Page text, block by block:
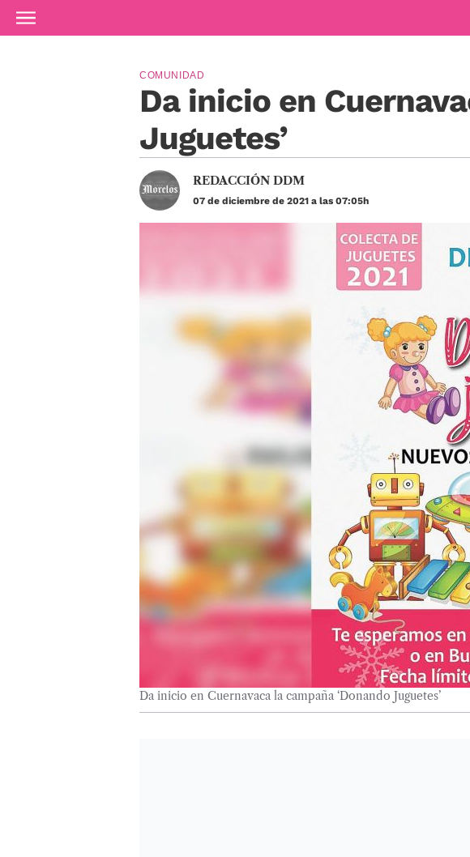
Ir al contenido principal
Da inicio en
Juguetes’
COMUNIDAD
REDACCIÓN DDM
07 de diciembre de 2021 a las 07:05h
Da inicio en Cuernavaca la campaña ‘Donando Juguetes’